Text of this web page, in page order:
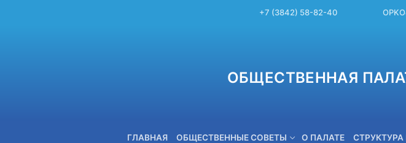
+7 (3842) 58-82-40
ОБЩЕСТВЕННАЯ
ГЛАВНАЯ ОБЩЕСТВЕННЫЕ СОВЕТЫ О ПАЛАТЕ